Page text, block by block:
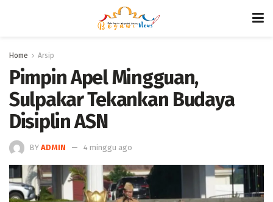
Home Arsip
Pimpin Apel Mingguan,
Sulpakar Tekankan Budaya
Disiplin ASN
BY ADMIN 4 minggu ago